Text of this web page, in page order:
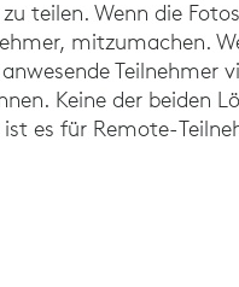
teilen. Wenn die
mitzumachen.
Keine der beiden
es für Remote-